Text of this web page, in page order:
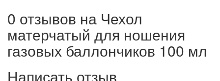
0 отзывов на Чехол
матерчатый для ношения
газовых баллончиков 100 мл
Написать отзыв